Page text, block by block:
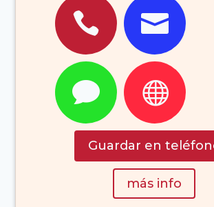
 
 
Guardar en
más info